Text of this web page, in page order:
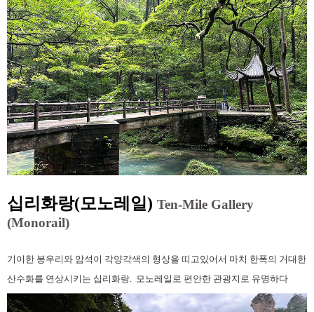
십리화랑(모노레일) Ten-Mile Gallery
(Monorail)
기이한 봉우리와 암석이 각양각색의 형상을 띠고있어서 마치 한폭의 거대한
산수화를 연상시키는 십리화랑. 모노레일로 편안한 관광지로 유명하다